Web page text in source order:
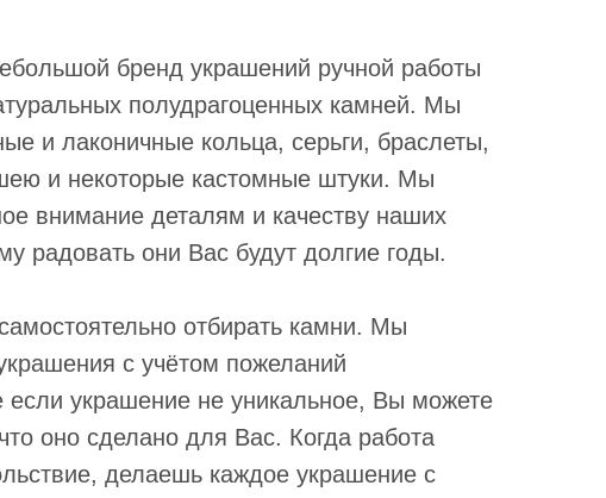
бренд украшений ручной работы
полудрагоценных камней. Мы
и лаконичные кольца, серьги, браслеты,
и некоторые кастомные штуки. Мы
внимание деталям и качеству наших
радовать они Вас будут долгие годы.
отбирать камни. Мы
с учётом пожеланий
если украшение не уникальное, Вы можете
оно сделано для Вас. Когда работа
делаешь каждое украшение с